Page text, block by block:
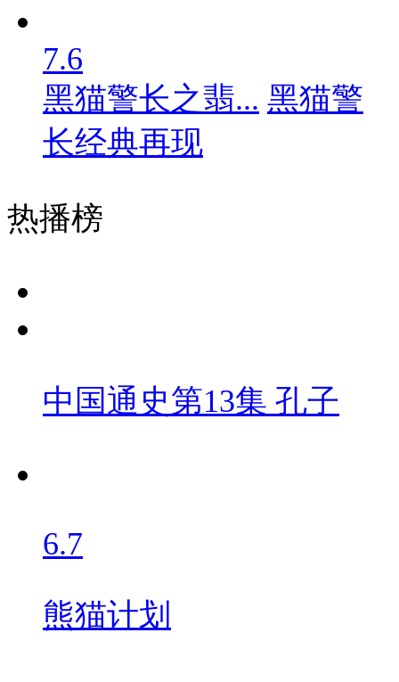
7.6
黑猫警长之翡... 黑猫警
长经典再现
热播榜
中国通史第13集 孔子
6.7
熊猫计划